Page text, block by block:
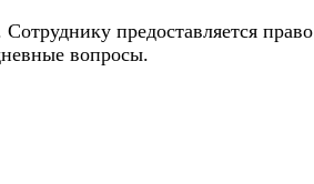
предоставляется
вопросы.